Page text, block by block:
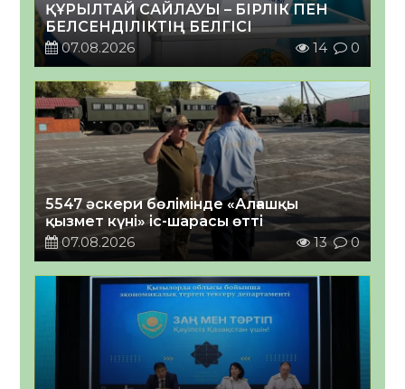
ҚҰРЫЛТАЙ САЙЛАУЫ – БІРЛІК ПЕН
БЕЛСЕНДІЛІКТІҢ БЕЛГІСІ
07.08.2026
14 0
5547 әскери бөлімінде «Алғашқы
қызмет күні» іс-шарасы өтті
07.08.2026
13 0